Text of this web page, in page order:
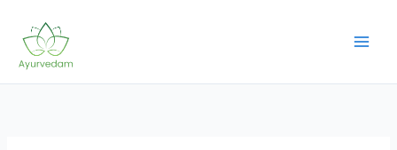
content